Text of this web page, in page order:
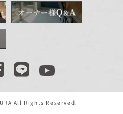
All Rights Reserved.